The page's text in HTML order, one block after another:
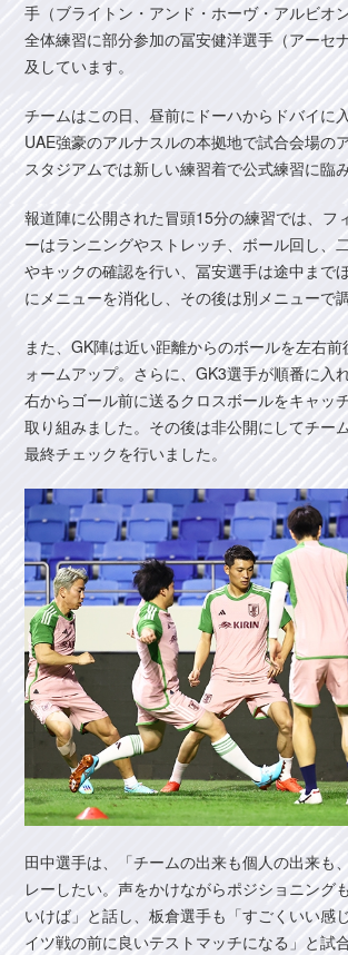
手（ブライトン・アンド・ホーヴ・アルビオ
全体練習に部分参加の冨安健洋選手（アーセ
及しています。
チームはこの日、昼前にドーハからドバイに
UAE強豪のアルナスルの本拠地で試合会場の
スタジアムでは新しい練習着で公式練習に臨み
報道陣に公開された冒頭15分の練習では、フ
ーはランニングやストレッチ、ボール回し、
やキックの確認を行い、冨安選手は途中まで
にメニューを消化し、その後は別メニューで
また、GK陣は近い距離からのボールを左右前
ォームアップ。さらに、GK3選手が順番に入
右からゴール前に送るクロスボールをキャッ
取り組みました。その後は非公開にしてチー
最終チェックを行いました。
田中選手は、「チームの出来も個人の出来も
レーしたい。声をかけながらポジショニング
いけば」と話し、板倉選手も「すごくいい感
イツ戦の前に良いテストマッチになる」と試